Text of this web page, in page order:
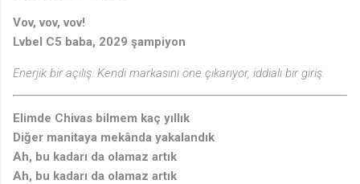
Vov, vov, vov!
Lvbel C5 baba, 2029 şampiyon
Enerjik bir açılış. Kendi markasını öne çıkarıyor, iddialı bir giriş.
Elimde Chivas bilmem kaç yıllık
Diğer manitaya mekânda yakalandık
Ah, bu kadarı da olamaz artık
Ah, bu kadarı da olamaz artık